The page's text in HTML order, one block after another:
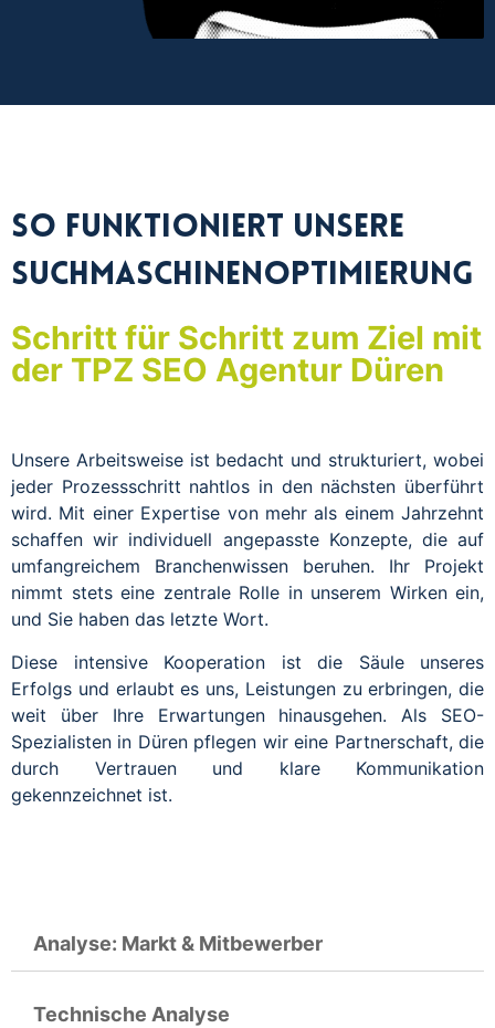
So funktioniert unsere
Suchmaschinenoptimierung
Schritt für Schritt zum Ziel mit
der TPZ SEO Agentur Düren
Unsere Arbeitsweise ist bedacht und strukturiert, wobei
jeder Prozessschritt nahtlos in den nächsten überführt
wird. Mit einer Expertise von mehr als einem Jahrzehnt
schaffen wir individuell angepasste Konzepte, die auf
umfangreichem Branchenwissen beruhen. Ihr Projekt
nimmt stets eine zentrale Rolle in unserem Wirken ein,
und Sie haben das letzte Wort.
Diese intensive Kooperation ist die Säule unseres
Erfolgs und erlaubt es uns, Leistungen zu erbringen, die
weit über Ihre Erwartungen hinausgehen. Als SEO-
Spezialisten in Düren pflegen wir eine Partnerschaft, die
durch Vertrauen und klare Kommunikation
gekennzeichnet ist.
Analyse: Markt & Mitbewerber
Technische Analyse